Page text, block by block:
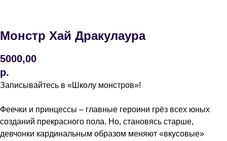
Монстр Хай Дракулаура
5000,00
р.
Записывайтесь в «Школу монстров»!
Феечки и принцессы – главные героини грёз всех юных
созданий прекрасного пола. Но, становясь старше,
девчонки кардинальным образом меняют «вкусовые»